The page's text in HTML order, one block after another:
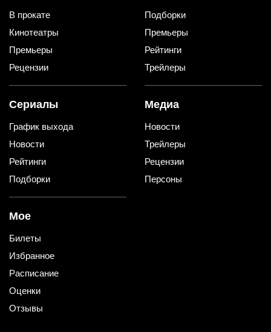
В прокате
Кинотеатры
Премьеры
Рецензии
Подборки
Премьеры
Рейтинги
Трейлеры
Сериалы
График выхода
Новости
Рейтинги
Подборки
Медиа
Новости
Трейлеры
Рецензии
Персоны
Мое
Билеты
Избранное
Расписание
Оценки
Отзывы